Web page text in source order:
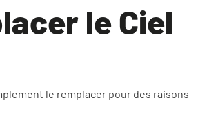
le Ciel
le remplacer pour des raisons